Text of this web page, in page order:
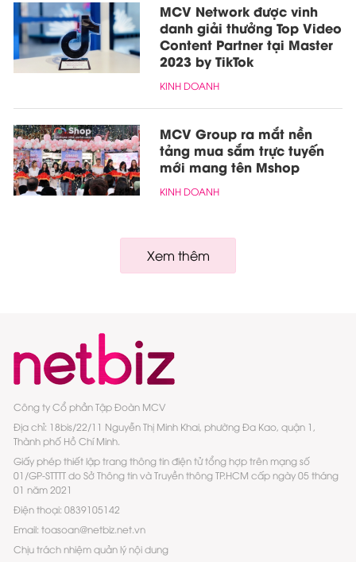
MCV Network được vinh
danh giải thưởng Top Video
Content Partner tại Master
2023 by TikTok
KINH DOANH
MCV Group ra mắt nền
tảng mua sắm trực tuyến
mới mang tên Mshop
KINH DOANH
Xem thêm
Công ty Cổ phần Tập Đoàn MCV
Địa chỉ: 18bis/22/11 Nguyễn Thị Minh Khai, phường Đa Kao, quận 1,
Thành phố Hồ Chí Minh.
Giấy phép thiết lập trang thông tin điện tử tổng hợp trên mạng số
01/GP-STTTT do Sở Thông tin và Truyền thông TP.HCM cấp ngày 05 tháng
01 năm 2021
Điện thoại: 0839105142
Email: toasoan@netbiz.net.vn
Chịu trách nhiệm quản lý nội dung